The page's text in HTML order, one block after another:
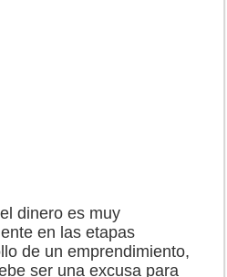
dinero es muy
en las etapas
de un emprendimiento,
ser una excusa para